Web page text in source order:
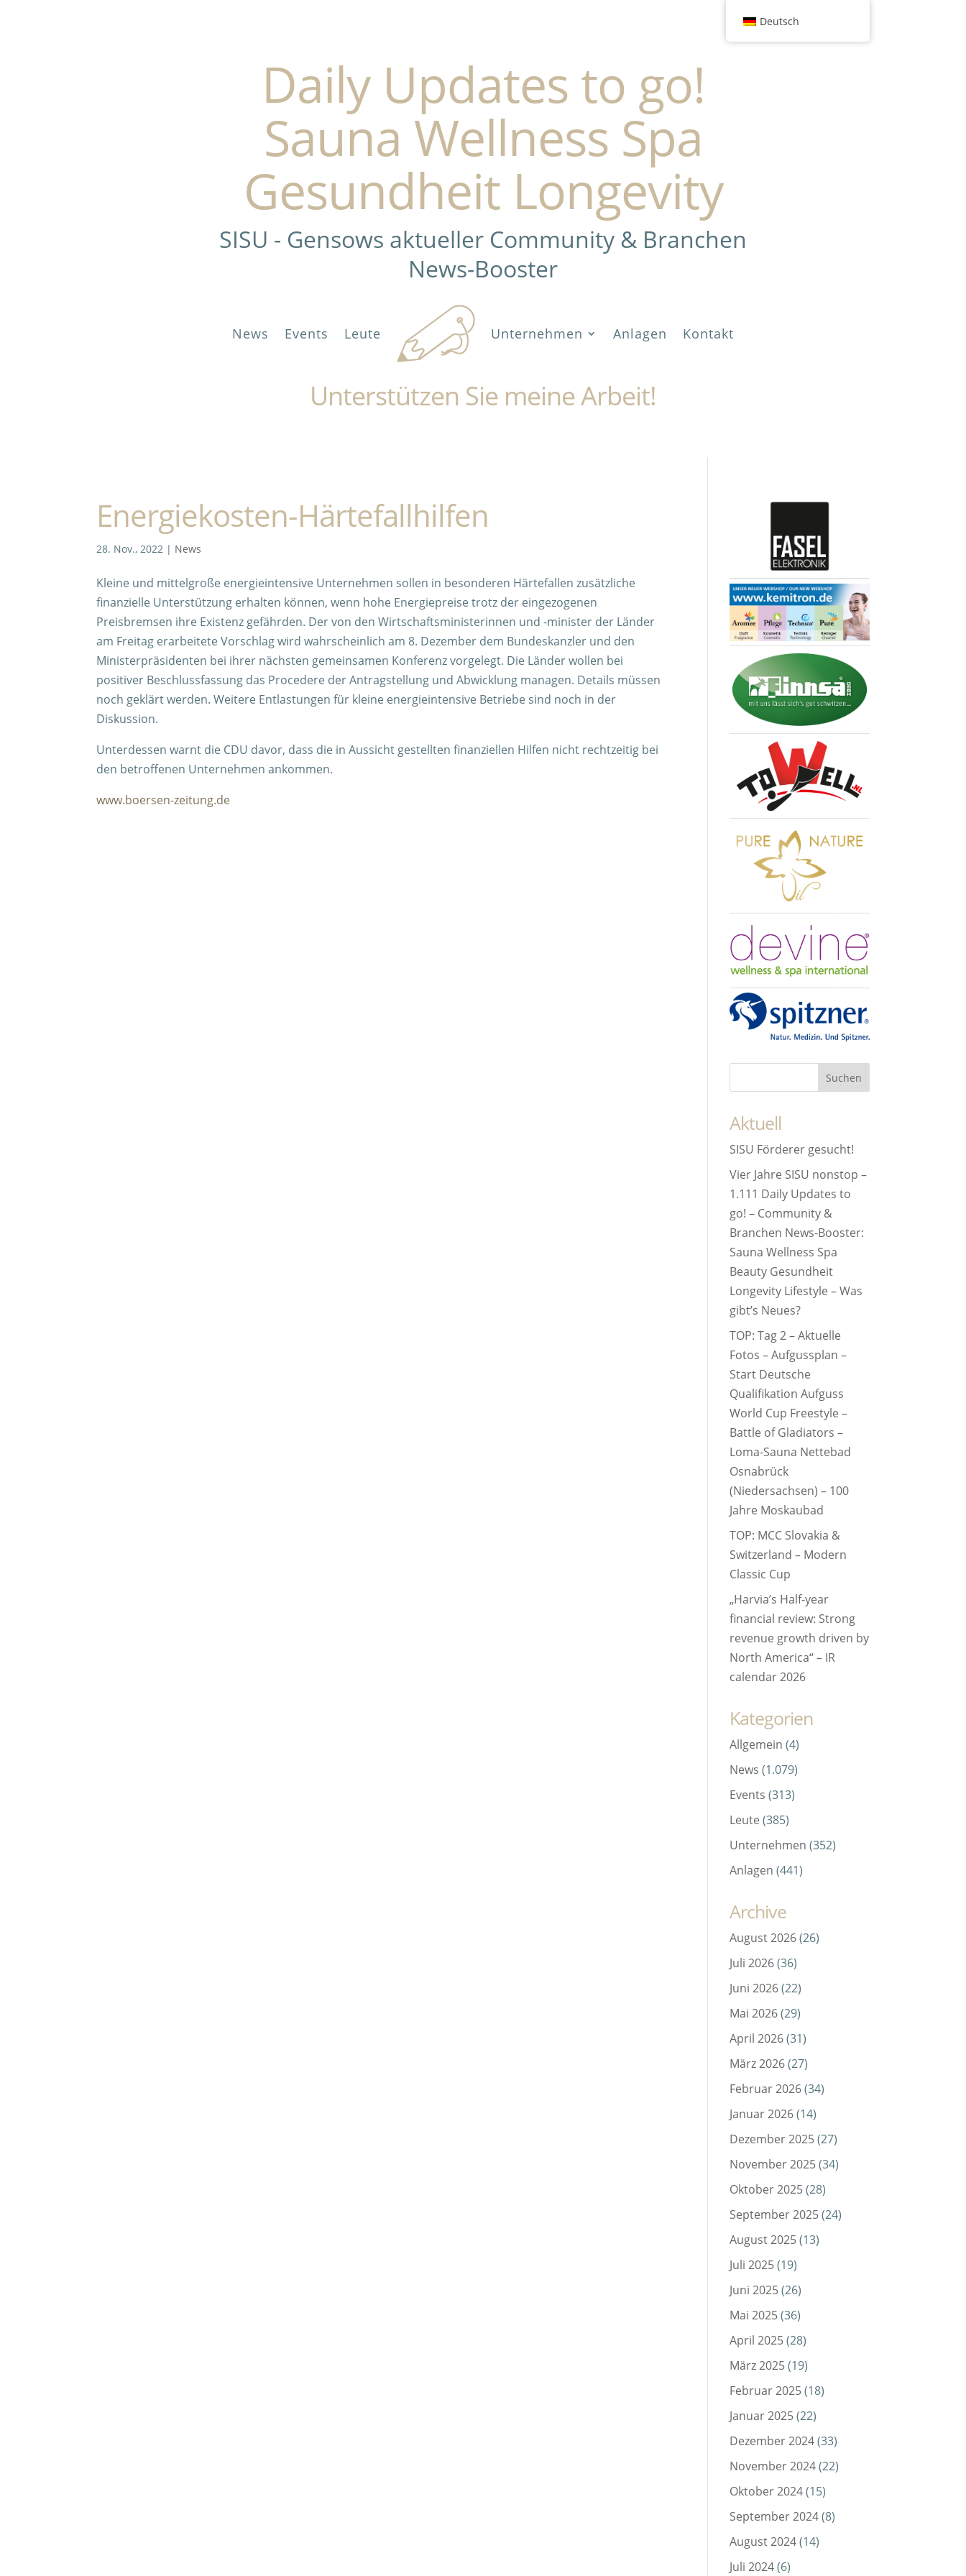
Daily Updates to go!
Sauna Wellness Spa
Gesundheit Longevity
SISU - Gensows aktueller Community & Branchen
News-Booster
News Events Leute Unternehmen Anlagen Kontakt
Unterstützen Sie meine Arbeit!
Energiekosten-Härtefallhilfen
28. Nov., 2022 | News
Kleine und mittelgroße energieintensive Unternehmen sollen in besonderen Härtefallen zusätzliche
finanzielle Unterstützung erhalten können, wenn hohe Energiepreise trotz der eingezogenen
Preisbremsen ihre Existenz gefährden. Der von den Wirtschaftsministerinnen und -minister der Länder
am Freitag erarbeitete Vorschlag wird wahrscheinlich am 8. Dezember dem Bundeskanzler und den
Ministerpräsidenten bei ihrer nächsten gemeinsamen Konferenz vorgelegt. Die Länder wollen bei
positiver Beschlussfassung das Procedere der Antragstellung und Abwicklung managen. Details müssen
noch geklärt werden. Weitere Entlastungen für kleine energieintensive Betriebe sind noch in der
Diskussion.
Unterdessen warnt die CDU davor, dass die in Aussicht gestellten finanziellen Hilfen nicht rechtzeitig bei
den betroffenen Unternehmen ankommen.
www.boersen-zeitung.de
Aktuell
SISU Förderer gesucht!
Vier Jahre SISU nonstop –
1.111 Daily Updates to
go! – Community &
Branchen News-Booster:
Sauna Wellness Spa
Beauty Gesundheit
Longevity Lifestyle – Was
gibt’s Neues?
TOP: Tag 2 – Aktuelle
Fotos – Aufgussplan –
Start Deutsche
Qualifikation Aufguss
World Cup Freestyle –
Battle of Gladiators –
Loma-Sauna Nettebad
Osnabrück
(Niedersachsen) – 100
Jahre Moskaubad
TOP: MCC Slovakia &
Switzerland – Modern
Classic Cup
„Harvia’s Half-year
financial review: Strong
revenue growth driven by
North America“ – IR
calendar 2026
Kategorien
Allgemein (4)
News (1.079)
Events (313)
Leute (385)
Unternehmen (352)
Anlagen (441)
Archive
August 2026(26)
Juli 2026(36)
Juni 2026(22)
Mai 2026(29)
April 2026(31)
März 2026(27)
Februar 2026(34)
Januar 2026(14)
Dezember 2025(27)
November 2025(34)
Oktober 2025(28)
September 2025(24)
August 2025(13)
Juli 2025(19)
Juni 2025(26)
Mai 2025(36)
April 2025(28)
März 2025(19)
Februar 2025(18)
Januar 2025(22)
Dezember 2024(33)
November 2024(22)
Oktober 2024(15)
September 2024(8)
August 2024(14)
Juli 2024(6)
Deutsch